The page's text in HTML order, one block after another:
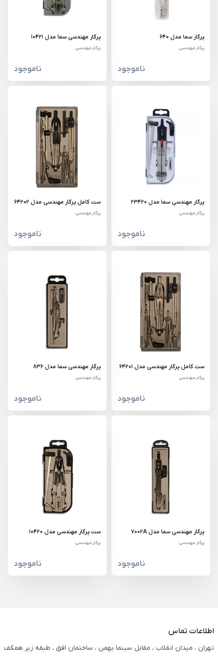
پرگار سما مدل 640
پرگار مهندسی
ناموجود
پرگار مهندسی سما مدل 10421
پرگار مهندسی
ناموجود
پرگار مهندسی سما مدل 23420
پرگار مهندسی
ناموجود
ست کامل پرگار مهندسی مدل 64202
پرگار مهندسی
ناموجود
ست کامل پرگار مهندسی مدل 64201
پرگار مهندسی
ناموجود
پرگار مهندسی سما مدل 836
پرگار مهندسی
ناموجود
پرگار مهندسی سما مدل 7002A
پرگار مهندسی
ناموجود
ست پرگار مهندسی مدل 10420
پرگار مهندسی
ناموجود
اطلاعات تماس
تهران ، میدان انقلاب ، مقابل سینما بهمن ، ساختمان افق ، طبقه زیر همکف